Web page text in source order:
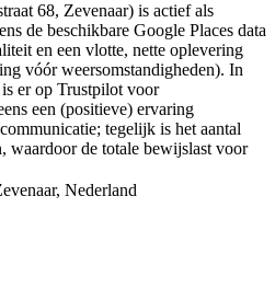
68, Zevenaar) is actief als
de beschikbare Google Places data
en een vlotte, nette oplevering
vóór weersomstandigheden). In
er op Trustpilot voor
een (positieve) ervaring
tegelijk is het aantal
waardoor de totale bewijslast voor
Nederland